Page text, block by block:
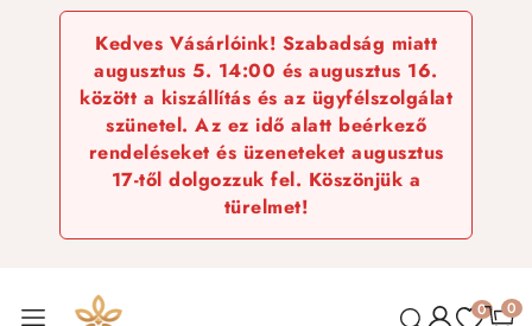
Kedves Vásárlóink! Szabadság miatt
augusztus 5. 14:00 és augusztus 16.
között a kiszállítás és az ügyfélszolgálat
szünetel. Az ez idő alatt beérkező
rendeléseket és üzeneteket augusztus
17-től dolgozzuk fel. Köszönjük a
türelmet!
0 0